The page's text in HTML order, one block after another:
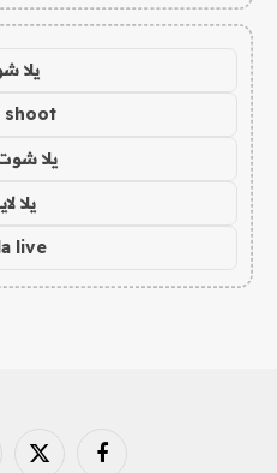
يلا
shoot
يلا
يلا
live
فيسبوك X